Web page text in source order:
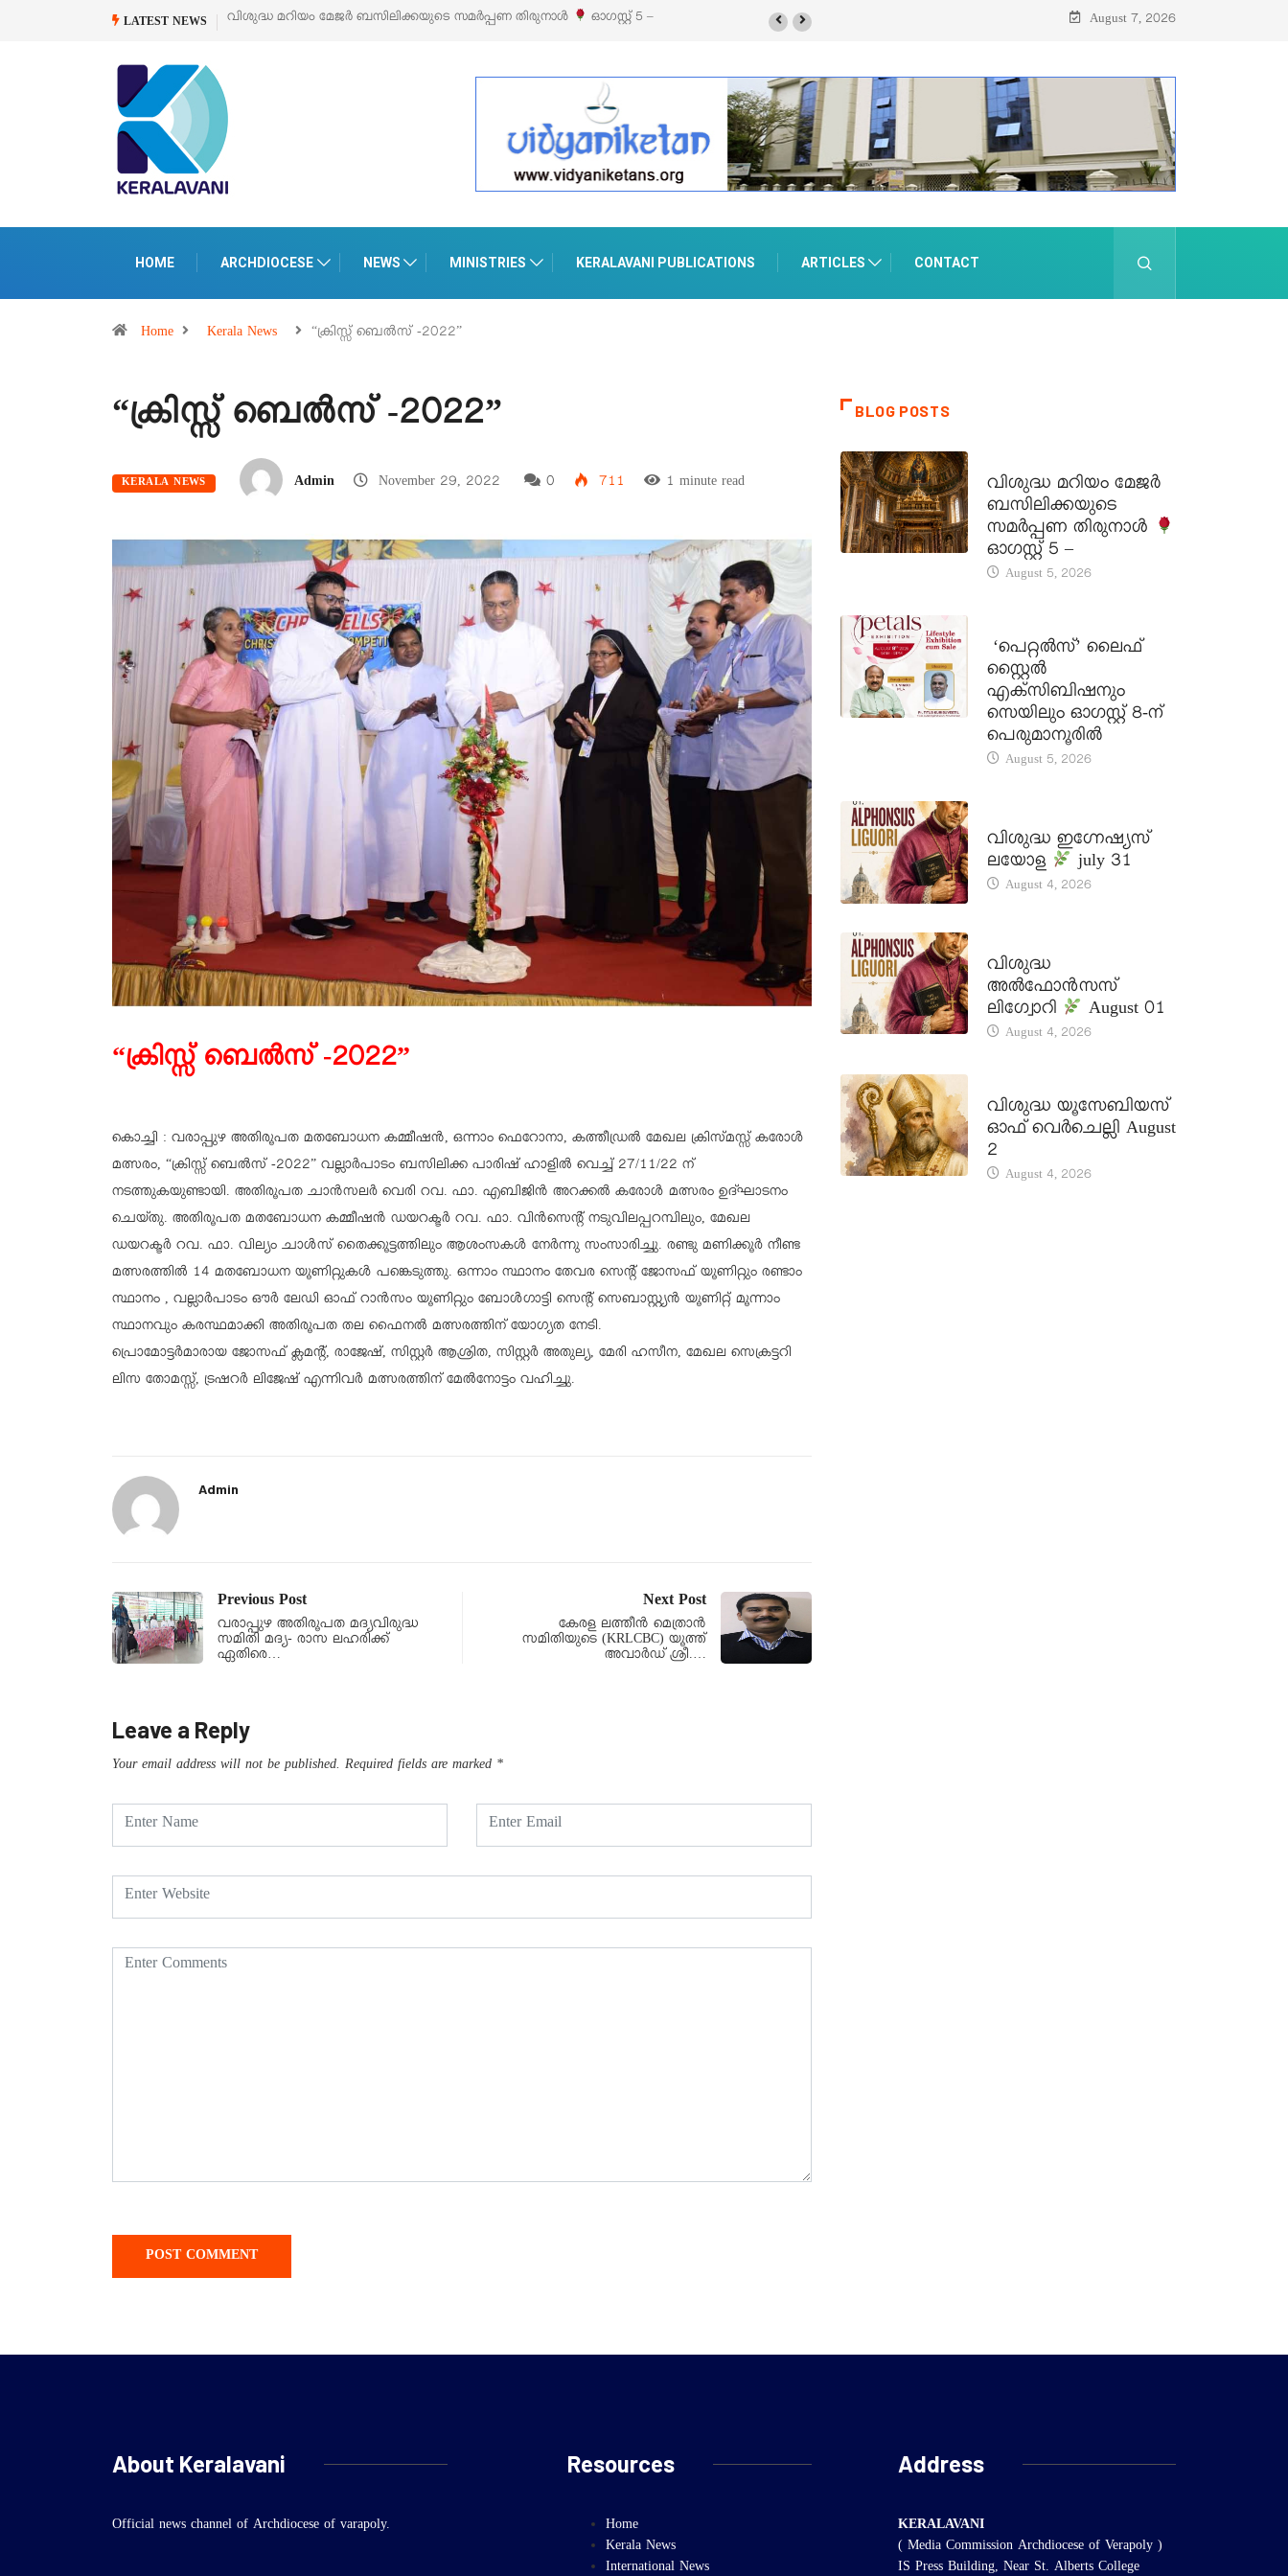
LATEST NEWS
വിശുദ്ധ മറിയം മേജർ ബസിലിക്കയുടെ സമർപ്പണ തിരുനാൾ ഓഗസ്റ്റ് 5 –‘പെറ്റൽസ്’ ലൈഫ് സ്റ്റൈൽ എക്സിബിഷനും സെയിലും ഓഗസ്റ്റ് 8-ന്
August 7, 2026
HOME ARCHDIOCESE NEWS MINISTRIES KERALAVANI PUBLICATIONS ARTICLES CONTACT
Home Kerala News “ക്രിസ്സ് ബെൽസ് -2022”
“ക്രിസ്സ് ബെൽസ് -2022”
KERALA NEWS Admin November 29, 2022 0 711 1 minute read
“ക്രിസ്സ് ബെൽസ് -2022”
കൊച്ചി : വരാപ്പുഴ അതിരൂപത മതബോധന കമ്മീഷൻ, ഒന്നാം ഫെറോനാ, കത്തീഡ്രൽ മേഖല ക്രിസ്മസ്സ്‌ കരോൾ
മത്സരം, “ക്രിസ്സ് ബെൽസ് -2022” വല്ലാർപാടം ബസിലിക്ക പാരിഷ് ഹാളിൽ വെച്ച് 27/11/22 ന്
നടത്തുകയുണ്ടായി. അതിരൂപത ചാൻസലർ വെരി റവ. ഫാ. എബിജിൻ അറക്കൽ കരോൾ മത്സരം ഉദ്ഘാടനം
ചെയ്തു. അതിരൂപത മതബോധന കമ്മീഷൻ ഡയറക്ടർ റവ. ഫാ. വിൻസെന്റ് നടുവിലപ്പറമ്പിലും, മേഖല
ഡയറക്ടർ റവ. ഫാ. വില്യം ചാൾസ് തൈക്കൂട്ടത്തിലും ആശംസകൾ നേർന്നു സംസാരിച്ചു. രണ്ടു മണിക്കൂർ നീണ്ട
മത്സരത്തിൽ 14 മതബോധന യൂണിറ്റുകൾ പങ്കെടുത്തു. ഒന്നാം സ്ഥാനം തേവര സെന്റ് ജോസഫ് യൂണിറ്റും രണ്ടാം
സ്ഥാനം , വല്ലാർപാടം ഔർ ലേഡി ഓഫ് റാൻസം യൂണിറ്റും ബോൾഗാട്ടി സെന്റ് സെബാസ്റ്റ്യൻ യൂണിറ്റ് മൂന്നാം
സ്ഥാനവും കരസ്ഥമാക്കി അതിരൂപത തല ഫൈനൽ മത്സരത്തിന് യോഗ്യത നേടി.
പ്രൊമോട്ടർമാരായ ജോസഫ് ക്ലമന്റ്, രാജേഷ്, സിസ്റ്റർ ആശ്രിത, സിസ്റ്റർ അതുല്യ, മേരി ഹസീന, മേഖല സെക്രട്ടറി
ലിസ തോമസ്സ്‌, ട്രഷറർ ലിജേഷ് എന്നിവർ മത്സരത്തിന് മേൽനോട്ടം വഹിച്ചു.
Admin
Previous Post
വരാപ്പുഴ അതിരൂപത മദ്യവിരുദ്ധ
സമിതി മദ്യ- രാസ ലഹരിക്ക്
ഏതിരെ…
Next Post
കേരള ലത്തീൻ മെത്രാൻ
സമിതിയുടെ (KRLCBC) യൂത്ത്
അവാർഡ് ശ്രീ.…
Leave a Reply
Your email address will not be published. Required fields are marked *
BLOG POSTS
വിശുദ്ധ മറിയം മേജർ
ബസിലിക്കയുടെ
സമർപ്പണ തിരുനാൾ
ഓഗസ്റ്റ് 5 –
August 5, 2026
‘പെറ്റൽസ്’ ലൈഫ്
സ്റ്റൈൽ
എക്സിബിഷനും
സെയിലും ഓഗസ്റ്റ് 8-ന്
പെരുമാനൂരിൽ
August 5, 2026
വിശുദ്ധ ഇഗ്നേഷ്യസ്
ലയോള
july 31
August 4, 2026
വിശുദ്ധ
അൽഫോൻസസ്
ലിഗ്വോറി
August 01
August 4, 2026
വിശുദ്ധ യൂസേബിയസ്
ഓഫ് വെർചെല്ലി August
2
August 4, 2026
About Keralavani
Official news channel of Archdiocese of varapoly.
Resources
Home
Kerala News
International News
Address
KERALAVANI
( Media Commission Archdiocese of Verapoly )
IS Press Building, Near St. Alberts College